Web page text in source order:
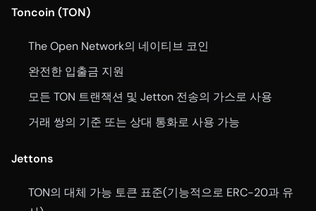
Toncoin (TON)
The Open Network의 네이티브 코인
완전한 입출금 지원
모든 TON 트랜잭션 및 Jetton 전송의 가스로 사용
거래 쌍의 기준 또는 상대 통화로 사용 가능
Jettons
TON의 대체 가능 토큰 표준(기능적으로 ERC-20과 유